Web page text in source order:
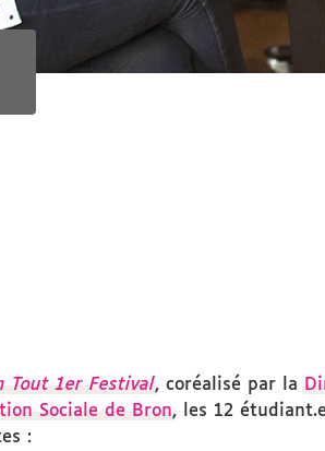
Tout 1er Festival, coréalisé par la
Sociale de Bron, les 12
: